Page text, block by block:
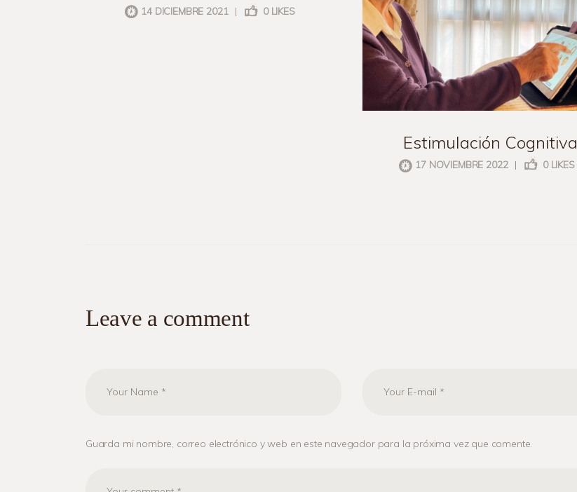
14 DICIEMBRE 2021 | 0 LIKES
Estimulación Cognitiva
17 NOVIEMBRE 2022 | 0 LIKES
Leave a comment
Guarda mi nombre, correo electrónico y web en este navegador para la próxima vez que comente.